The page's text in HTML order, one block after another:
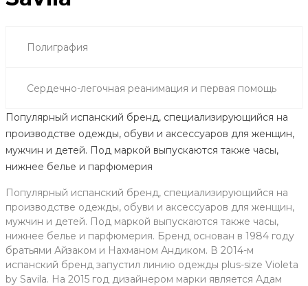
Полиграфия
Сердечно-легочная реанимация и первая помощь
Популярный испанский бренд, специализирующийся на
производстве одежды, обуви и аксессуаров для женщин,
мужчин и детей. Под маркой выпускаются также часы,
нижнее белье и парфюмерия
Популярный испанский бренд, специализирующийся на
производстве одежды, обуви и аксессуаров для женщин,
мужчин и детей. Под маркой выпускаются также часы,
нижнее белье и парфюмерия. Бренд основан в 1984 году
братьями Айзаком и Нахманом Андиком. В 2014-м
испанский бренд запустил линию одежды plus-size Violeta
by Savila. На 2015 год дизайнером марки является Адам